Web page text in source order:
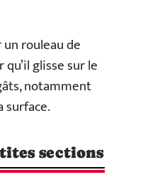
rouleau de
glisse sur le
notamment
surface.
sections